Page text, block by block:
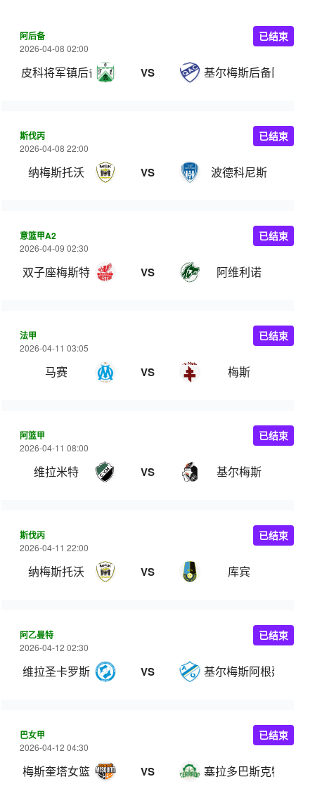
阿后备
2026-04-08 02:00
皮科将军镇后备队 VS 基尔梅斯后备队
已结束
斯伐丙
2026-04-08 22:00
纳梅斯托沃 VS 波德科尼斯
已结束
意篮甲A2
2026-04-09 02:30
双子座梅斯特 VS 阿维利诺
已结束
法甲
2026-04-11 03:05
马赛 VS 梅斯
已结束
阿篮甲
2026-04-11 08:00
维拉米特 VS 基尔梅斯
已结束
斯伐丙
2026-04-11 22:00
纳梅斯托沃 VS 库宾
已结束
阿乙曼特
2026-04-12 02:30
维拉圣卡罗斯 VS 基尔梅斯阿根廷
已结束
巴女甲
2026-04-12 04:30
梅斯奎塔女篮 VS 塞拉多巴斯克特女篮
已结束